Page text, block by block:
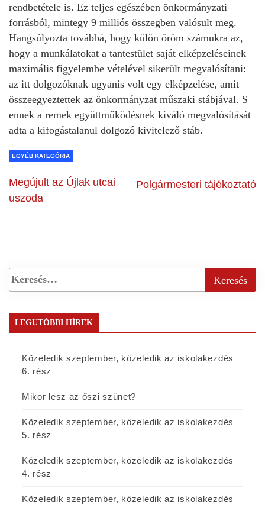
rendbetétele is. Ez teljes egészében önkormányzati
forrásból, mintegy 9 milliós összegben valósult meg.
Hangsúlyozta továbbá, hogy külön öröm számukra az,
hogy a munkálatokat a tantestület saját elképzeléseinek
maximális figyelembe vételével sikerült megvalósítani:
az itt dolgozóknak ugyanis volt egy elképzelése, amit
összeegyeztettek az önkormányzat műszaki stábjával. S
ennek a remek együttműködésnek kiváló megvalósítását
adta a kifogástalanul dolgozó kivitelező stáb.
EGYÉB KATEGÓRIA
Megújult az Újlak utcai
uszoda
Polgármesteri tájékoztató
LEGUTÓBBI HÍREK
Közeledik szeptember, közeledik az iskolakezdés
6. rész
Mikor lesz az őszi szünet?
Közeledik szeptember, közeledik az iskolakezdés
5. rész
Közeledik szeptember, közeledik az iskolakezdés
4. rész
Közeledik szeptember, közeledik az iskolakezdés